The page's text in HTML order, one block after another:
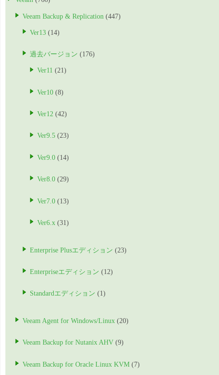
Veeam Backup & Replication (447)
Ver13 (14)
過去バージョン (176)
Ver11 (21)
Ver10 (8)
Ver12 (42)
Ver9.5 (23)
Ver9.0 (14)
Ver8.0 (29)
Ver7.0 (13)
Ver6.x (31)
Enterprise Plusエディション (23)
Enterpriseエディション (12)
Standardエディション (1)
Veeam Agent for Windows/Linux (20)
Veeam Backup for Nutanix AHV (9)
Veeam Backup for Oracle Linux KVM (7)